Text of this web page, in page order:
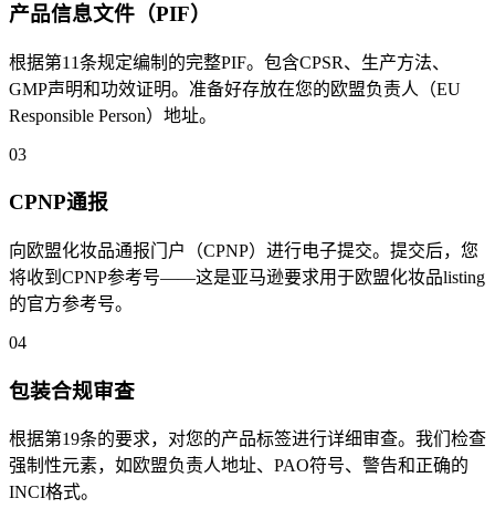
产品信息文件（PIF）
根据第11条规定编制的完整PIF。包含CPSR、生产方法、
GMP声明和功效证明。准备好存放在您的欧盟负责人（EU
Responsible Person）地址。
03
CPNP通报
向欧盟化妆品通报门户（CPNP）进行电子提交。提交后，您
将收到CPNP参考号——这是亚马逊要求用于欧盟化妆品listing
的官方参考号。
04
包装合规审查
根据第19条的要求，对您的产品标签进行详细审查。我们检查
强制性元素，如欧盟负责人地址、PAO符号、警告和正确的
INCI格式。